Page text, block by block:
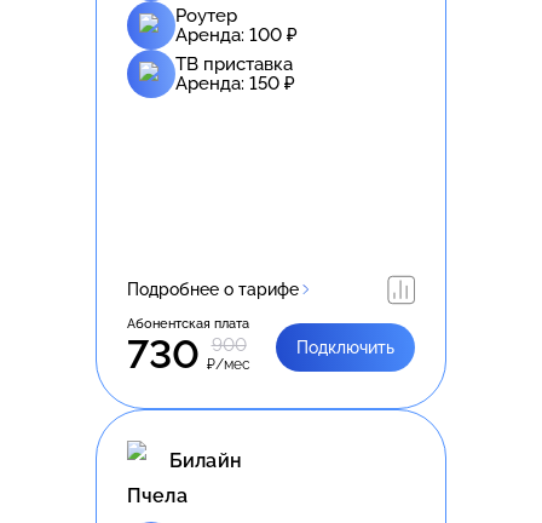
Роутер
Аренда: 100 ₽
ТВ приставка
Аренда: 150 ₽
Подробнее о тарифе
Абонентская плата
730 900
₽/мес
Подключить
Билайн
Пчела